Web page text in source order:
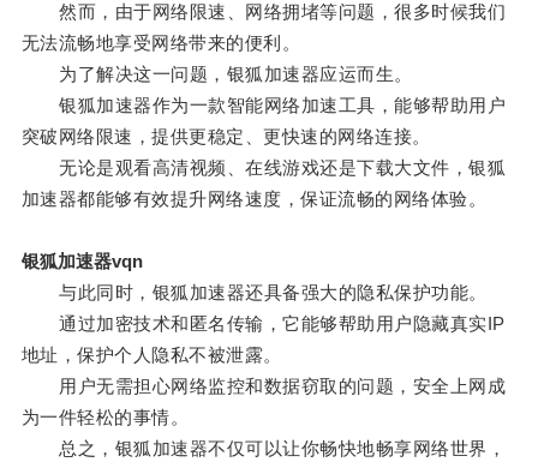
然而，由于网络限速、网络拥堵等问题，很多时候我们
无法流畅地享受网络带来的便利。
为了解决这一问题，银狐加速器应运而生。
银狐加速器作为一款智能网络加速工具，能够帮助用户
突破网络限速，提供更稳定、更快速的网络连接。
无论是观看高清视频、在线游戏还是下载大文件，银狐
加速器都能够有效提升网络速度，保证流畅的网络体验。
银狐加速器vqn
与此同时，银狐加速器还具备强大的隐私保护功能。
通过加密技术和匿名传输，它能够帮助用户隐藏真实IP
地址，保护个人隐私不被泄露。
用户无需担心网络监控和数据窃取的问题，安全上网成
为一件轻松的事情。
总之，银狐加速器不仅可以让你畅快地畅享网络世界，